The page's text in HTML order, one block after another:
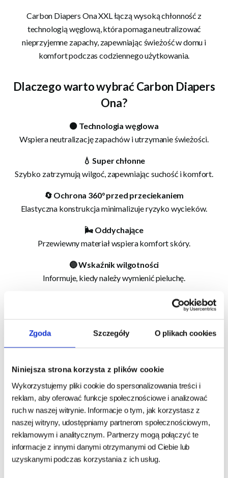
Zgoda Szczegóły O plikach cookies
Niniejsza strona korzysta z plików cookie
Wykorzystujemy pliki cookie do spersonalizowania treści i
reklam, aby oferować funkcje społecznościowe i analizować
ruch w naszej witrynie. Informacje o tym, jak korzystasz z
naszej witryny, udostępniamy partnerom społecznościowym,
reklamowym i analitycznym. Partnerzy mogą połączyć te
informacje z innymi danymi otrzymanymi od Ciebie lub
uzyskanymi podczas korzystania z ich usług.
Carbon Diapers Ona XXL łączą wysoką chłonność z
technologią węglową, która pomaga neutralizować
nieprzyjemne zapachy, zapewniając świeżość w domu i
komfort podczas codziennego użytkowania.
Dlaczego warto wybrać Carbon Diapers
Ona?
⚫ Technologia węglowa
Wspiera neutralizację zapachów i utrzymanie świeżości.
💧 Super chłonne
Szybko zatrzymują wilgoć, zapewniając suchość i komfort.
🔄 Ochrona 360° przed przeciekaniem
Elastyczna konstrukcja minimalizuje ryzyko wycieków.
🌬 Oddychające
Przewiewny materiał wspiera komfort skóry.
🔵 Wskaźnik wilgotności
Informuje, kiedy należy wymienić pieluchę.
Kliknij, aby rozwinąć specyfikację
Dla kogo?
✅ Dla bardzo dużych suczek
✅ W okresie cieczki
✅ Przy problemach z nietrzymaniem moczu
✅ W trakcie rekonwalescencji
✅ Dla opiekunów ceniących świeżość i higienę